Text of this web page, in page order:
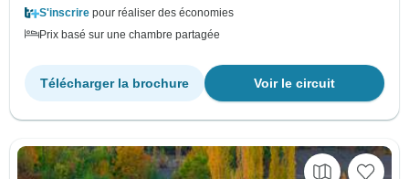
S'inscrire pour réaliser des économies
Prix basé sur une chambre partagée
Voir le circuit
Télécharger la brochure